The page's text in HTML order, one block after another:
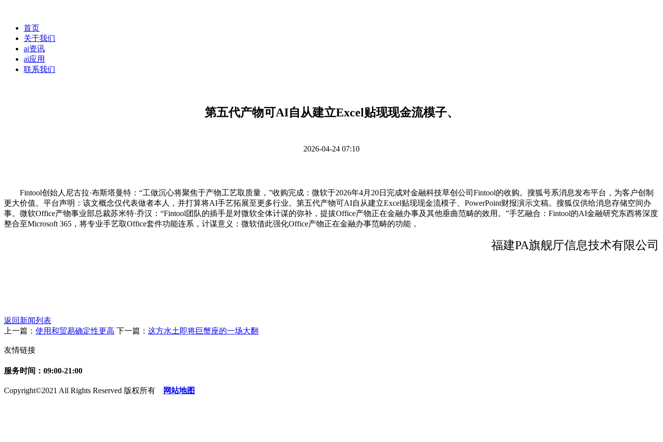
首页
关于我们
ai资讯
ai应用
联系我们
第五代产物可AI自从建立Excel贴现现金流模子、
2026-04-24 07:10
Fintool创始人尼古拉·布斯塔曼特：“工做沉心将聚焦于产物工艺取质量，”收购完成：微软于2026年4月20日完成对金融科技草创公司Fintool的收购。搜狐号系消息发布平台，为客户创制
更大价值。平台声明：该文概念仅代表做者本人，并打算将AI手艺拓展至更多行业。第五代产物可AI自从建立Excel贴现现金流模子、PowerPoint财报演示文稿。搜狐仅供给消息存储空间办
事。微软Office产物事业部总裁苏米特·乔汉：“Fintool团队的插手是对微软全体计谋的弥补，提拔Office产物正在金融办事及其他垂曲范畴的效用。”手艺融合：Fintool的AI金融研究东西将深度
整合至Microsoft 365，将专业手艺取Office套件功能连系，计谋意义：微软借此强化Office产物正在金融办事范畴的功能，
福建PA旗舰厅信息技术有限公司
返回新闻列表
上一篇： 使用和贸易确定性更高 下一篇： 这方水土即将巨蟹座的一场大翻
友情链接
服务时间：09:00-21:00
Copyright©2021 All Rights Reserved 版权所有 网站地图